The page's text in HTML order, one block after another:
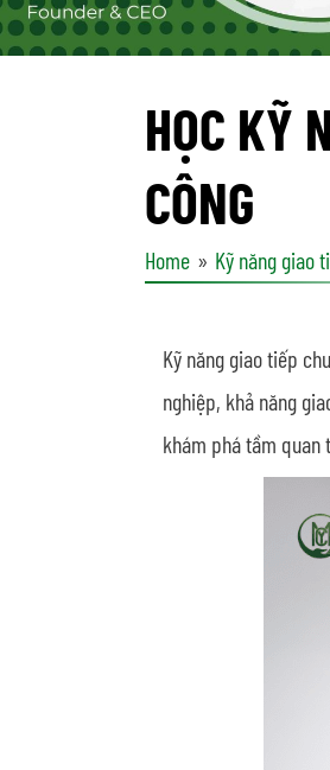
HỌC KỸ
CÔNG
Home Kỹ năng giao
Kỹ năng giao tiếp
nghiệp, khả năng
khám phá tầm quan